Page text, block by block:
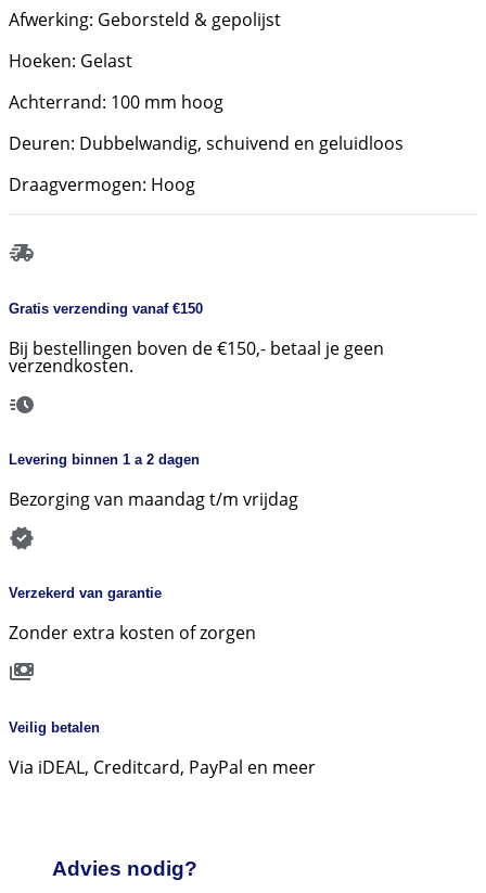
Afwerking: Geborsteld & gepolijst
Hoeken: Gelast
Achterrand: 100 mm hoog
Deuren: Dubbelwandig, schuivend en geluidloos
Draagvermogen: Hoog
Gratis verzending vanaf €150
Bij bestellingen boven de €150,- betaal je geen
verzendkosten.
Levering binnen 1 a 2 dagen
Bezorging van maandag t/m vrijdag
Verzekerd van garantie
Zonder extra kosten of zorgen
Veilig betalen
Via iDEAL, Creditcard, PayPal en meer
Advies nodig?